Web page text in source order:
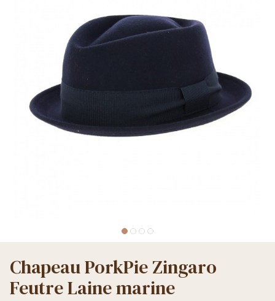
Chapeau PorkPie Zingaro
Feutre Laine marine